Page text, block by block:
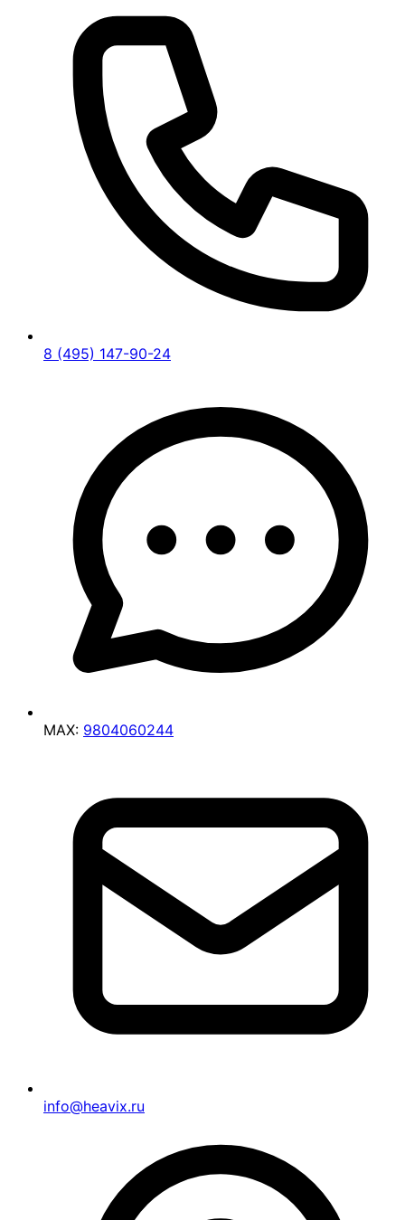
8 (495) 147-90-24
MAX: 9804060244
info@heavix.ru